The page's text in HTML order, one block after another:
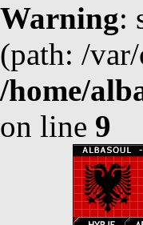
Warning:
(path: /
/home/
on line 9